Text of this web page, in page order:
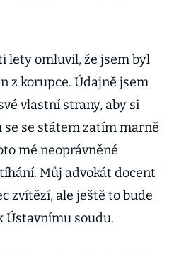
lety omluvil, že jsem byl
z korupce. Údajně jsem
vlastní strany, aby si
se státem zatím marně
mé neoprávněné
Můj advokát docent
zvítězí, ale ještě to bude
Ústavnímu soudu.